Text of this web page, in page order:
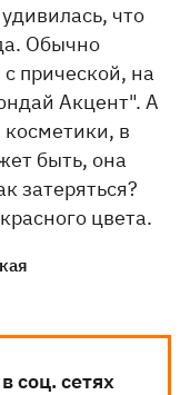
что
Обычно
прической, на
Акцент". А
косметики, в
быть, она
затеряться?
цвета.
соц. сетях